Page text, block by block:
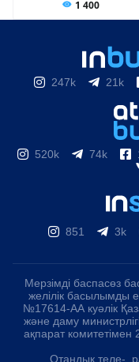
247k 21k
520k 74k
851 3k
Мерзімді баспасөз
желілік басылымды
№17614-АА куәлік
және даму
ақпарат
Отандық теле-,